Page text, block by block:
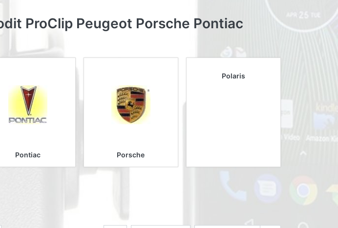
ProClip Peugeot Porsche Pontiac
Pontiac Porsche
Polaris